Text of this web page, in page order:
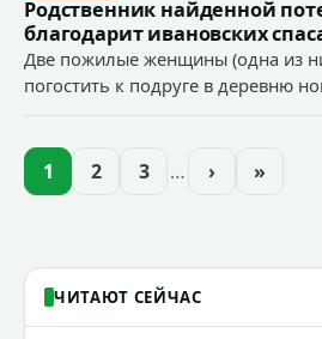
Родственник найденной
благодарит ивановских
Две пожилые женщины (одна из
погостить к подруге в деревню
1 2 3 … › »
ЧИТАЮТ СЕЙЧАС